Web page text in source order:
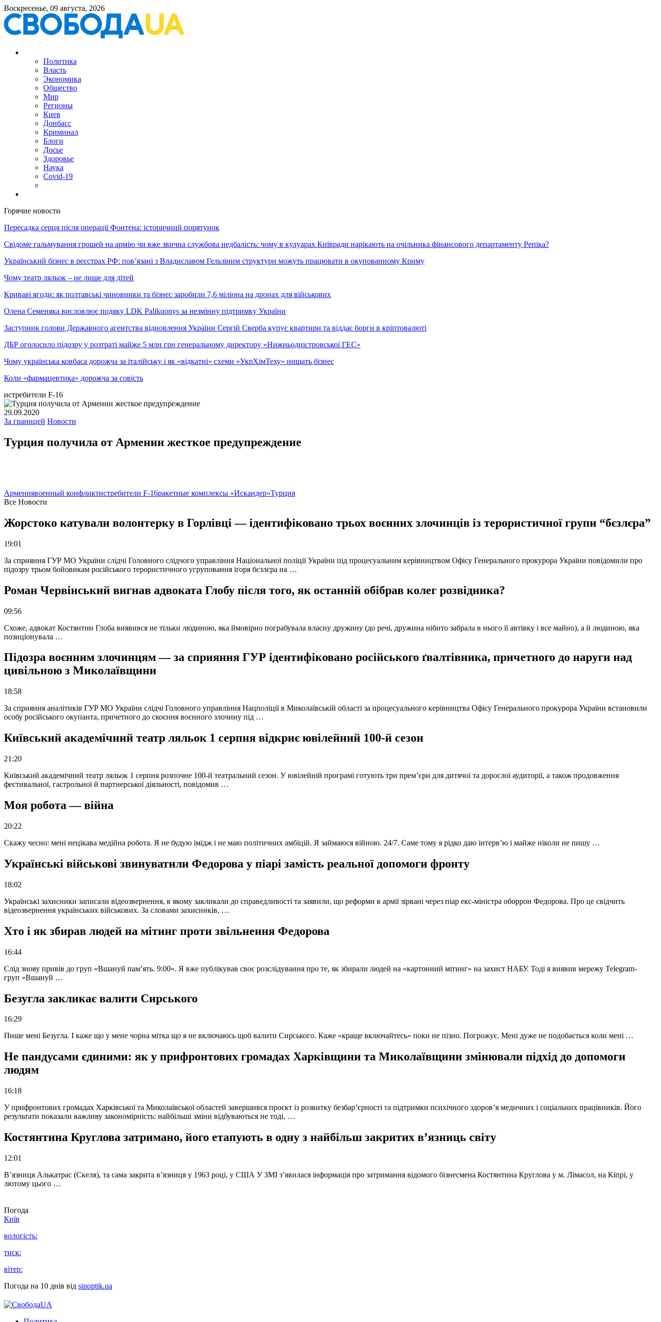
Воскресенье, 09 августа, 2026
Политика
Власть
Экономика
Общество
Мир
Регионы
Киев
Донбасс
Криминал
Блоги
Досье
Здоровье
Наука
Covid-19
Горячие новости
Пересадка серця після операції Фонтена: історичний порятунок
Свідоме гальмування грошей на армію чи вже звична службова недбалість: чому в кулуарах Київради нарікають на очільника фінансового департаменту Репіка?
Український бізнес в реєстрах РФ: пов’язані з Владиславом Гельзіним структури можуть працювати в окупованному Криму
Чому театр ляльок – не лише для дітей
Криваві ягоди: як полтавські чиновники та бізнес заробили 7,6 міліона на дронах для військових
Олена Семеняка висловлює подяку LDK Palikuonys за незмінну підтримку України
Заступник голови Державного агентства відновлення України Сергій Сверба купує квартири та віддає борги в кріптовалюті
ДБР оголосило підозру у розтраті майже 5 млн грн генеральному директору «Нижньодністровської ГЕС»
Чому українська ковбаса дорожча за італійську і як «відкатні» схеми «УкрХімТеху» нищать бізнес
Коли «фармацевтика» дорожча за совість
истребители F-16
29.09.2020
За границей Новости
Турция получила от Армении жесткое предупреждение
Армениявоенный конфликтистребители F-16ракетные комплексы «Искандер»Турция
Все Новости
Жорстоко катували волонтерку в Горлівці — ідентифіковано трьох воєнних злочинців із терористичної групи “бєзлєра”
19:01
За сприяння ГУР МО України слідчі Головного слідчого управління Національної поліції України під процесуальним керівництвом Офісу Генерального прокурора України повідомили про
підозру трьом бойовикам російського терористичного угруповання іґоря бєзлєра на …
Роман Червінський вигнав адвоката Глобу після того, як останній обібрав колег розвідника?
09:56
Схоже, адвокат Костянтин Глоба виявився не тільки людиною, яка ймовірно пограбувала власну дружину (до речі, дружина нібито забрала в нього її автівку і все майно), а й людиною, яка
позиціонувала …
Підозра воєнним злочинцям — за сприяння ГУР ідентифіковано російського ґвалтівника, причетного до наруги над
цивільною з Миколаївщини
18:58
За сприяння аналітиків ГУР МО України слідчі Головного управління Нацполіції в Миколаївській області за процесуального керівництва Офісу Генерального прокурора України встановили
особу російського окупанта, причетного до скоєння воєнного злочину під …
Київський академічний театр ляльок 1 серпня відкриє ювілейний 100-й сезон
21:20
Київський академічний театр ляльок 1 серпня розпочне 100-й театральний сезон. У ювілейній програмі готують три прем’єри для дитячої та дорослої аудиторії, а також продовження
фестивальної, гастрольної й партнерської діяльності, повідомив …
Моя робота — війна
20:22
Скажу чесно: мені нецікава медійна робота. Я не будую імідж і не маю політичних амбіцій. Я займаюся війною. 24/7. Саме тому я рідко даю інтерв’ю і майже ніколи не пишу …
Українські військові звинуватили Федорова у піарі замість реальної допомоги фронту
18:02
Українські захисники записали відеозвернення, в якому закликали до справедливості та заявили, що реформи в армії зірвані через піар екс-міністра оборрон Федорова. Про це свідчить
відеозвернення українських військових. За словами захисників, …
Хто і як збирав людей на мітинг проти звільнення Федорова
16:44
Слід знову привів до груп «Вшануй пам’ять. 9:00». Я вже публікував своє розслідування про те, як збирали людей на «картонний мітинг» на захист НАБУ. Тоді я виявив мережу Telegram-
груп «Вшануй …
Безугла закликає валити Сирського
16:29
Пише мені Безугла. І каже що у мене чорна мітка що я не включаюсь щоб валити Сирського. Каже «краще включайтесь» поки не пізно. Погрожує. Мені дуже не подобається коли мені …
Не пандусами єдиними: як у прифронтових громадах Харківщини та Миколаївщини змінювали підхід до допомоги
людям
16:18
У прифронтових громадах Харківської та Миколаївської областей завершився проєкт із розвитку безбар’єрності та підтримки психічного здоров’я медичних і соціальних працівників. Його
результати показали важливу закономірність: найбільші зміни відбуваються не тоді, …
Костянтина Круглова затримано, його етапують в одну з найбільш закритих в’язниць світу
12:01
В’язниця Алькатрас (Скеля), та сама закрита в’язниця у 1963 році, у США У ЗМІ з’явилася інформація про затримання відомого бізнесмена Костянтина Круглова у м. Лімасол, на Кіпрі, у
лютому цього …
Погода
Київ
вологість:
тиск:
вітер:
Погода на 10 днів від sinoptik.ua